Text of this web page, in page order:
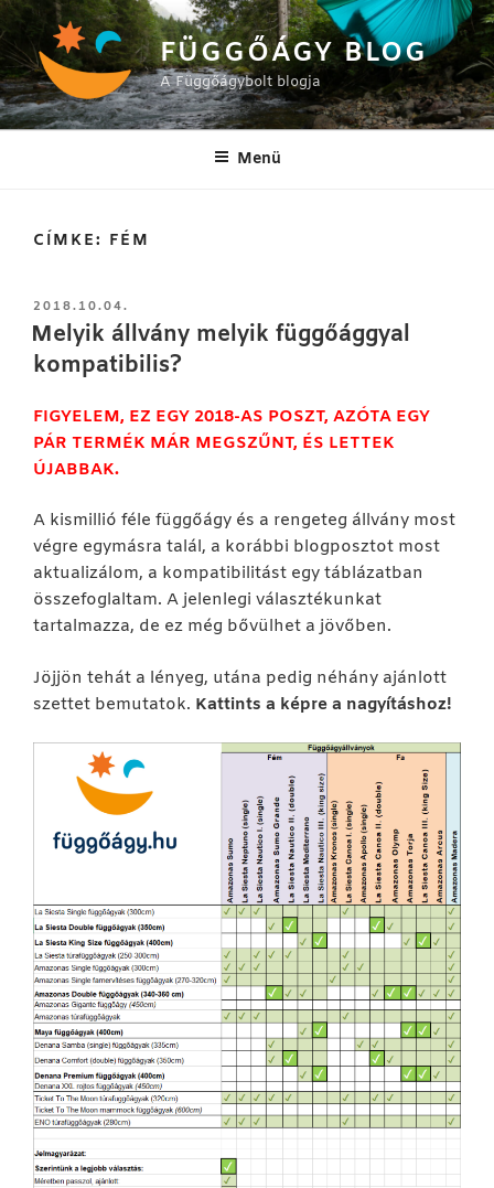
Tartalomhoz
FÜGGŐÁGY BLOG
A Függőágybolt blogja
Menü
CÍMKE: FÉM
BEKÜLDVE:
2018.10.04.
Melyik állvány melyik függőággyal
kompatibilis?
FIGYELEM, EZ EGY 2018-AS POSZT, AZÓTA EGY
PÁR TERMÉK MÁR MEGSZŰNT, ÉS LETTEK
ÚJABBAK.
A kismillió féle függőágy és a rengeteg állvány most
végre egymásra talál, a korábbi blogposztot most
aktualizálom, a kompatibilitást egy táblázatban
összefoglaltam. A jelenlegi választékunkat
tartalmazza, de ez még bővülhet a jövőben.
Jöjjön tehát a lényeg, utána pedig néhány ajánlott
szettet bemutatok. Kattints a képre a nagyításhoz!